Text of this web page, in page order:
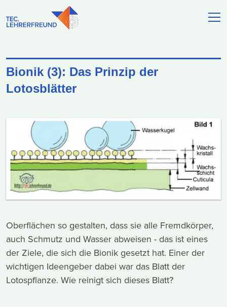
Bionik (3): Das Prinzip der
Lotosblätter
Oberflächen so gestalten, dass sie alle Fremdkörper,
auch Schmutz und Wasser abweisen - das ist eines
der Ziele, die sich die Bionik gesetzt hat. Einer der
wichtigen Ideengeber dabei war das Blatt der
Lotospflanze. Wie reinigt sich dieses Blatt?